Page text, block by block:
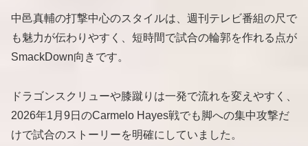
中邑真輔の打撃中心のスタイルは、週刊テレビ番組の尺で
も魅力が伝わりやすく、短時間で試合の輪郭を作れる点が
SmackDown向きです。
ドラゴンスクリューや膝蹴りは一発で流れを変えやすく、
2026年1月9日のCarmelo Hayes戦でも脚への集中攻撃だ
けで試合のストーリーを明確にしていました。